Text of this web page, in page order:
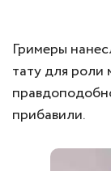
Гримеры
тату для роли
прибавили.